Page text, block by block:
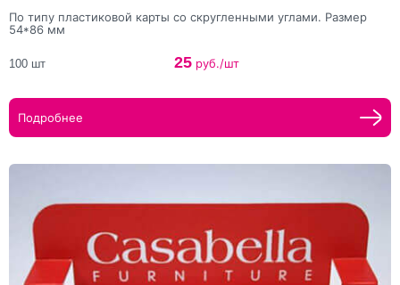
По типу пластиковой карты со скругленными углами. Размер
54*86 мм
100 шт 25 руб./шт
Подробнее